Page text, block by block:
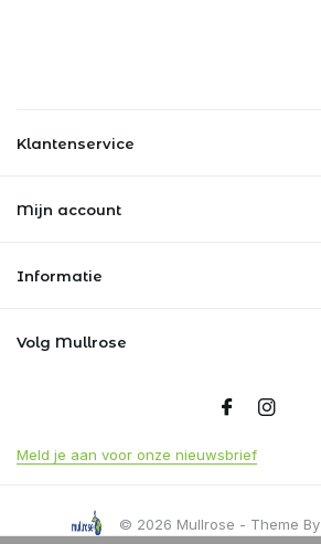
Klantenservice
Mijn account
Informatie
Volg Mullrose
Meld je aan voor onze nieuwsbrief
© 2026 Mullrose - Theme By